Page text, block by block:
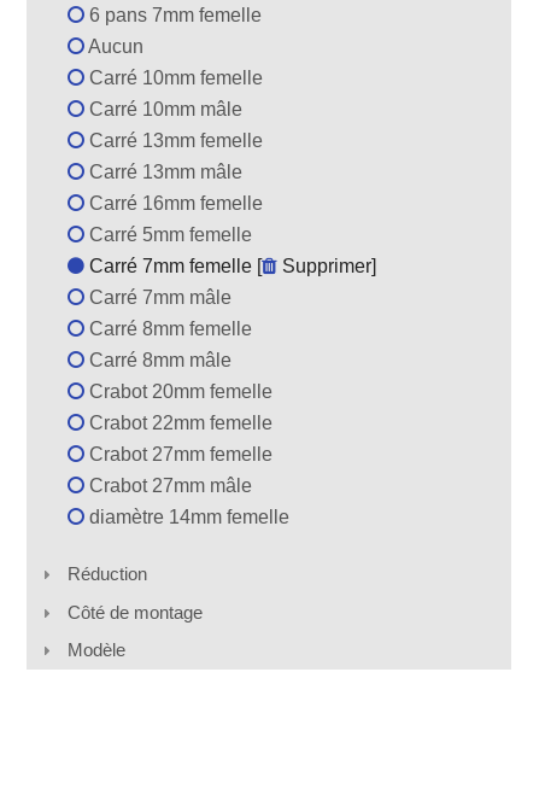
6 pans 7mm femelle
Aucun
Carré 10mm femelle
Carré 10mm mâle
Carré 13mm femelle
Carré 13mm mâle
Carré 16mm femelle
Carré 5mm femelle
Carré 7mm femelle [
Supprimer]
Carré 7mm mâle
Carré 8mm femelle
Carré 8mm mâle
Crabot 20mm femelle
Crabot 22mm femelle
Crabot 27mm femelle
Crabot 27mm mâle
diamètre 14mm femelle
Réduction
Côté de montage
Modèle